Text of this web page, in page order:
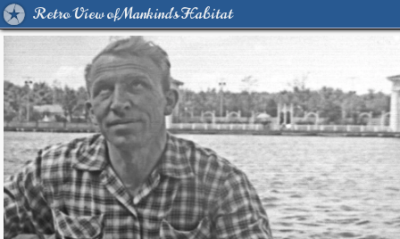
Retro View of Mankind's Habitat